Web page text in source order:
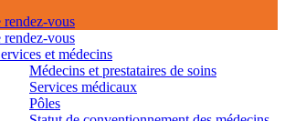
rendez-vous
rendez-vous
et médecins
Médecins et prestataires de soins
Services médicaux
Pôles